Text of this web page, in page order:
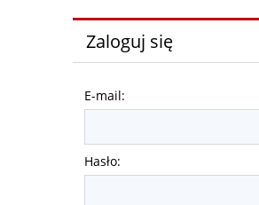
Zaloguj się
E-mail:
Hasło: